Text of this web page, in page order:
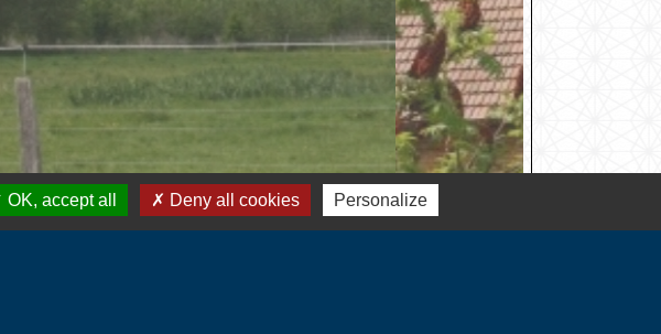
OK, accept all Deny all cookies Personalize